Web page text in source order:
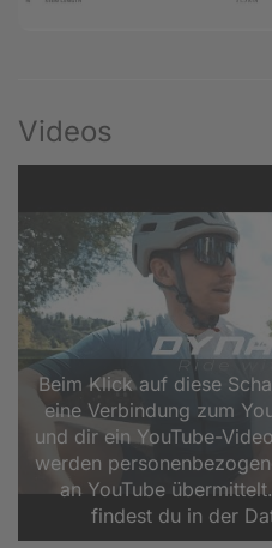
Videos
Beim Klick auf diese
eine Verbindung zum
und dir ein YouTube-
werden
an YouTube
findest du in der